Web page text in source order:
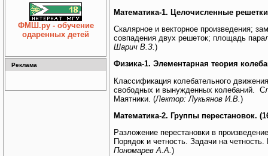
ФМШ.ру - обучение
одаренных детей
Реклама
Математика-1. Целочисленные
Скалярное и векторное произведения;
совпадения двух решеток; площадь
Шарич В.З. )
Физика-1. Элементарная теория
Классификация колебательного
свободных и вынужденных колебаний.
Маятники. (Лектор: Лукьянов И.В. )
Математика-2. Группы перестановок.
Разложение перестановки в
Порядок и четность. Задачи на
Пономарев А.А.)